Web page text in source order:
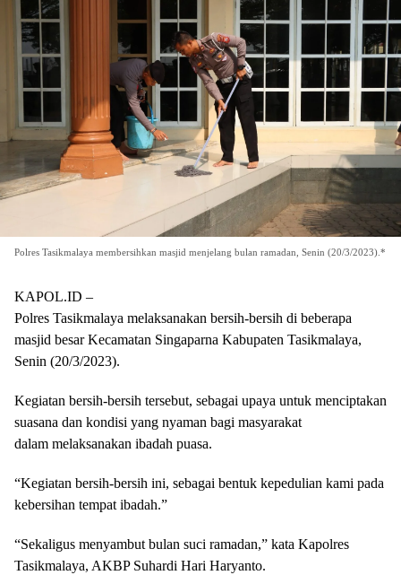
Polres Tasikmalaya membersihkan masjid menjelang bulan ramadan, Senin (20/3/2023).*
KAPOL.ID –
Polres Tasikmalaya melaksanakan bersih-bersih di beberapa
masjid besar Kecamatan Singaparna Kabupaten Tasikmalaya,
Senin (20/3/2023).
Kegiatan bersih-bersih tersebut, sebagai upaya untuk menciptakan
suasana dan kondisi yang nyaman bagi masyarakat
dalam melaksanakan ibadah puasa.
“Kegiatan bersih-bersih ini, sebagai bentuk kepedulian kami pada
kebersihan tempat ibadah.”
“Sekaligus menyambut bulan suci ramadan,” kata Kapolres
Tasikmalaya, AKBP Suhardi Hari Haryanto.